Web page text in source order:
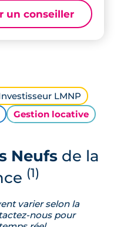
un conseiller
LMNP
Gestion locative
Neufsde la
(1)
varier selon la
nous pour